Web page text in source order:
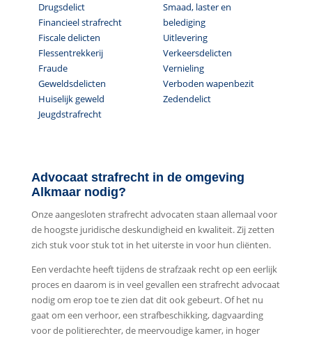
Drugsdelict
Financieel strafrecht
Fiscale delicten
Flessentrekkerij
Fraude
Geweldsdelicten
Huiselijk geweld
Jeugdstrafrecht
Smaad, laster en
belediging
Uitlevering
Verkeersdelicten
Vernieling
Verboden wapenbezit
Zedendelict
Advocaat strafrecht in de omgeving
Alkmaar nodig?
Onze aangesloten strafrecht advocaten staan allemaal voor
de hoogste juridische deskundigheid en kwaliteit. Zij zetten
zich stuk voor stuk tot in het uiterste in voor hun cliënten.
Een verdachte heeft tijdens de strafzaak recht op een eerlijk
proces en daarom is in veel gevallen een strafrecht advocaat
nodig om erop toe te zien dat dit ook gebeurt. Of het nu
gaat om een verhoor, een strafbeschikking, dagvaarding
voor de politierechter, de meervoudige kamer, in hoger